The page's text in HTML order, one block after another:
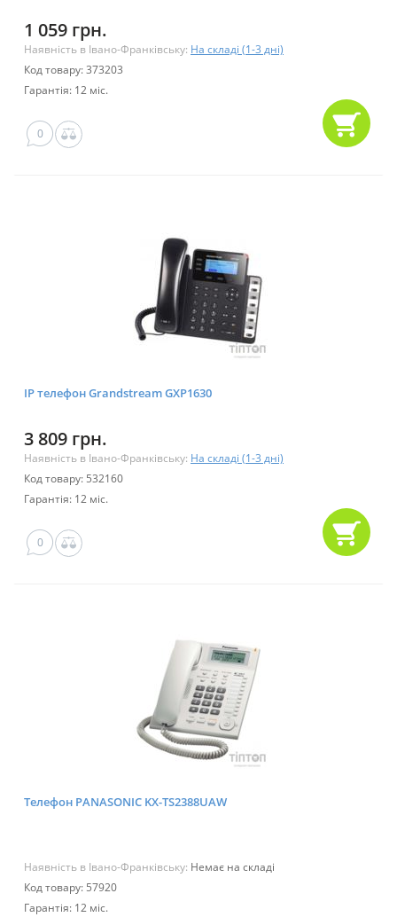
1 059 грн.
Наявність в Івано-Франківську: На складі (1-3 дні)
Код товару: 373203
Гарантія: 12 міс.
0
IP телефон Grandstream GXP1630
3 809 грн.
Наявність в Івано-Франківську: На складі (1-3 дні)
Код товару: 532160
Гарантія: 12 міс.
0
Телефон PANASONIC KX-TS2388UAW
Наявність в Івано-Франківську: Немає на складі
Код товару: 57920
Гарантія: 12 міс.